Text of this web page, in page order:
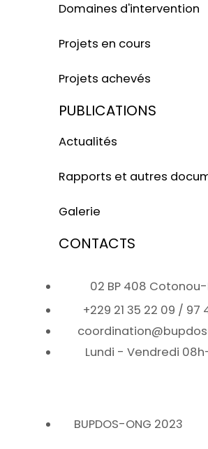
Domaines d'intervention
Projets en cours
Projets achevés
PUBLICATIONS
Actualités
Rapports et autres
Galerie
CONTACTS
02 BP 408 Cotonou-
+229 21 35 22 09 / 97
Lundi - Vendredi
BUPDOS-ONG 2023